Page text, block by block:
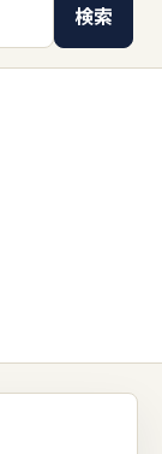
検索